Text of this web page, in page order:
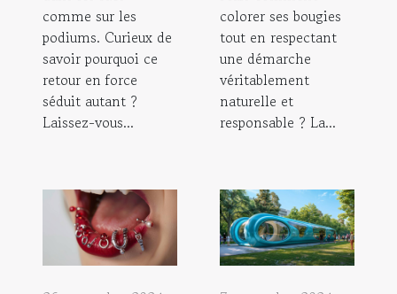
comme sur les
podiums. Curieux de
savoir pourquoi ce
retour en force
séduit autant ?
Laissez-vous...
colorer ses bougies
tout en respectant
une démarche
véritablement
naturelle et
responsable ? La...